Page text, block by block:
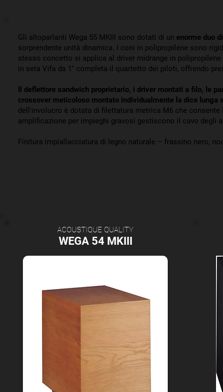
Gli altoparlanti Wega 55 MKIII sono dotati di un enorme duo
sorprendente unità dinamica. I coni in polipropilene sono
stesso concetto si applica al driver midrange in
in seta Vifa da 1" completa il quartetto dei piloti, offrendo
Il deflettore sandwich proprietario, i driver montati a filo, le
crossover meticoloso montato individualmente la dice
dell'involucro è dotata di filettatura metrica M6 che
amplificazione per impieghi gravosi gestiscono il cavo degli
Finitura impiallacciatura di legno naturale – frassino nero,
ACOUSTIQUE QUALITY
WEGA 54 MKIII